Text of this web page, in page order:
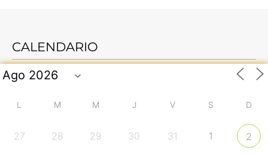
CALENDARIO
L M M J V S D
27 28 29 30 31 1 2